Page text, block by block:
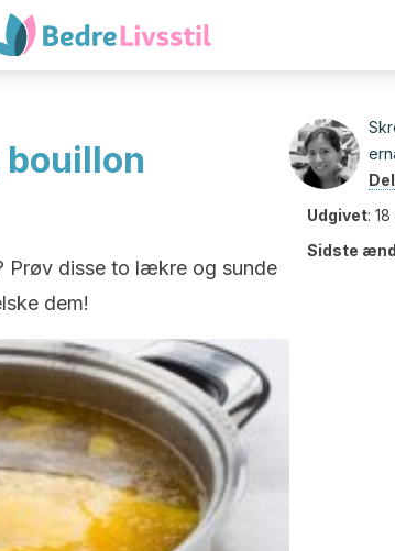
Prøv disse to lækre og sunde
dem!
Udgivet:
Sidste